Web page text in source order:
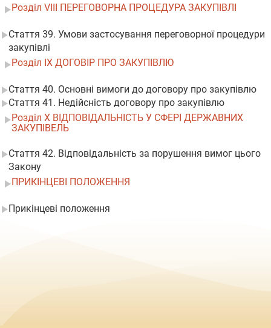
Розділ VIII ПЕРЕГОВОРНА ПРОЦЕДУРА ЗАКУПІВЛІ
Стаття 39. Умови застосування переговорної процедури
закупівлі
Розділ IX ДОГОВІР ПРО ЗАКУПІВЛЮ
Стаття 40. Основні вимоги до договору про закупівлю
Стаття 41. Недійсність договору про закупівлю
Розділ X ВІДПОВІДАЛЬНІСТЬ У СФЕРІ ДЕРЖАВНИХ
ЗАКУПІВЕЛЬ
Стаття 42. Відповідальність за порушення вимог цього
Закону
ПРИКІНЦЕВІ ПОЛОЖЕННЯ
Прикінцеві положення